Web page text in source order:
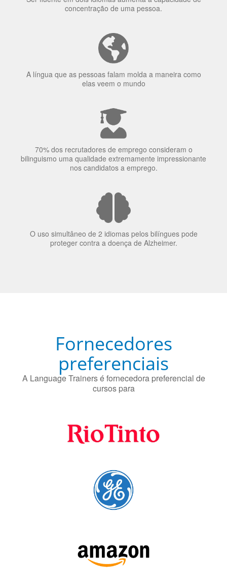
Ser fluente em dois idiomas aumenta a capacidade de
A língua que as pessoas falam molda a maneira como
70% dos recrutadores de emprego consideram o
bilinguismo uma qualidade extremamente impressionante
O uso simultâneo de 2 idiomas pelos bilíngues pode
Fornecedores
preferenciais
A Language Trainers é fornecedora preferencial de